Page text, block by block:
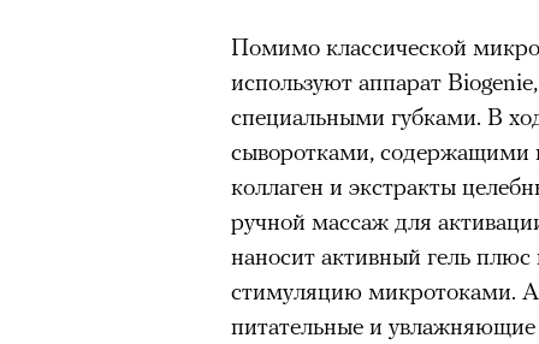
Помимо классической
используют аппарат
специальными губками. В
сыворотками, содержащими
коллаген и экстракты
ручной массаж для
наносит активный гель
стимуляцию микротоками.
питательные и увлажняющие
планеты без использования